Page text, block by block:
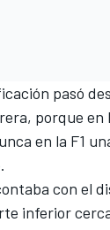
pasó
porque en
en la F1
con el
inferior